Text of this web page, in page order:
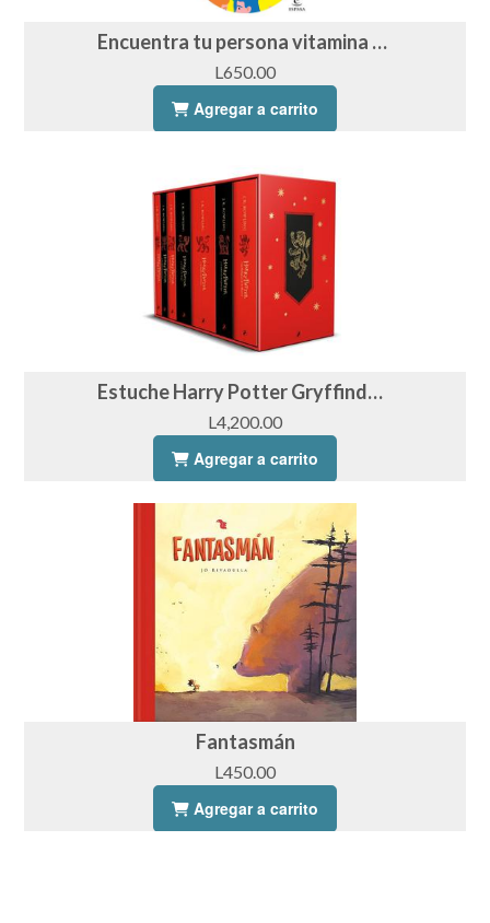
Encuentra tu persona vitamina - Marian Rojas Estapé
L650.00
Agregar a carrito
Estuche Harry Potter Gryffindor (edición limitada)
L4,200.00
Agregar a carrito
Fantasmán
L450.00
Agregar a carrito